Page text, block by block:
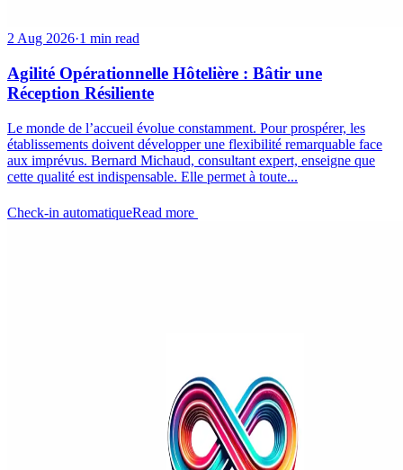
2 Aug 2026·1 min read
Agilité Opérationnelle Hôtelière : Bâtir une
Réception Résiliente
Le monde de l’accueil évolue constamment. Pour prospérer, les
établissements doivent développer une flexibilité remarquable face
aux imprévus. Bernard Michaud, consultant expert, enseigne que
cette qualité est indispensable. Elle permet à toute...
Check-in automatiqueRead more